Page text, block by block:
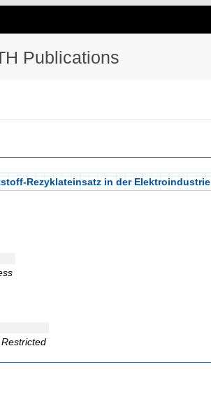
Publications
Rezyklateinsatz in der Elektroindustrie
Restricted